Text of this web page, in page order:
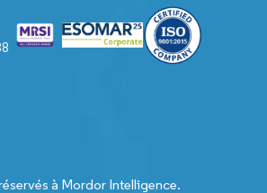
à Mordor Intelligence.